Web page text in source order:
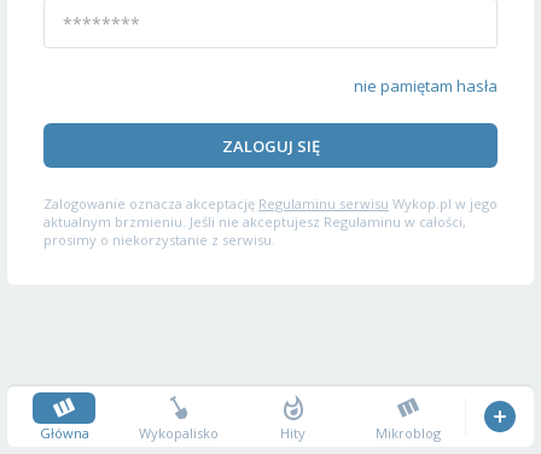
nie pamiętam hasła
ZALOGUJ SIĘ
Zalogowanie oznacza akceptację Regulaminu serwisu Wykop.pl w jego
aktualnym brzmieniu. Jeśli nie akceptujesz Regulaminu w całości,
prosimy o niekorzystanie z serwisu.
Główna Wykopalisko Hity Mikroblog